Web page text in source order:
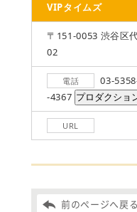
VIPタイムズ
〒151-0053 渋谷区
02
電話 03-
-4367
URL
前のページへ戻る